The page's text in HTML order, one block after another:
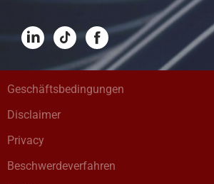
Geschäftsbedingungen
Disclaimer
Privacy
Beschwerdeverfahren